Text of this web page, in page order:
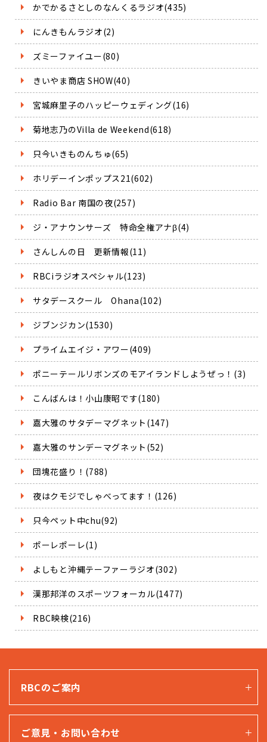
かでかるさとしのなんくるラジオ(435)
にんきもんラジオ(2)
ズミーファイユー(80)
きいやま商店 SHOW(40)
宮城麻里子のハッピーウェディング(16)
菊地志乃のVilla de Weekend(618)
只今いきものんちゅ(65)
ホリデーインポップス21(602)
Radio Bar 南国の夜(257)
ジ・アナウンサーズ 特命全権アナβ(4)
さんしんの日 更新情報(11)
RBCiラジオスペシャル(123)
サタデースクール Ohana(102)
ジブンジカン(1530)
プライムエイジ・アワー(409)
ポニーテールリボンズのモアイランドしようぜっ！(3)
こんばんは！小山康昭です(180)
嘉大雅のサタデーマグネット(147)
嘉大雅のサンデーマグネット(52)
団塊花盛り！(788)
夜はクモジでしゃべってます！(126)
只今ペット中chu(92)
ポーレポーレ(1)
よしもと沖縄テーファーラジオ(302)
漢那邦洋のスポーツフォーカル(1477)
RBC映検(216)
RBCのご案内
ご意見・お問い合わせ